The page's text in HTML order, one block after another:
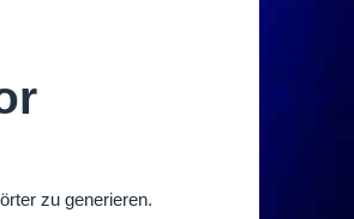
zu generieren.